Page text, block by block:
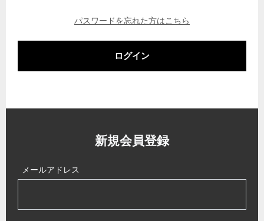
パスワードを忘れた方はこちら
ログイン
新規会員登録
メールアドレス